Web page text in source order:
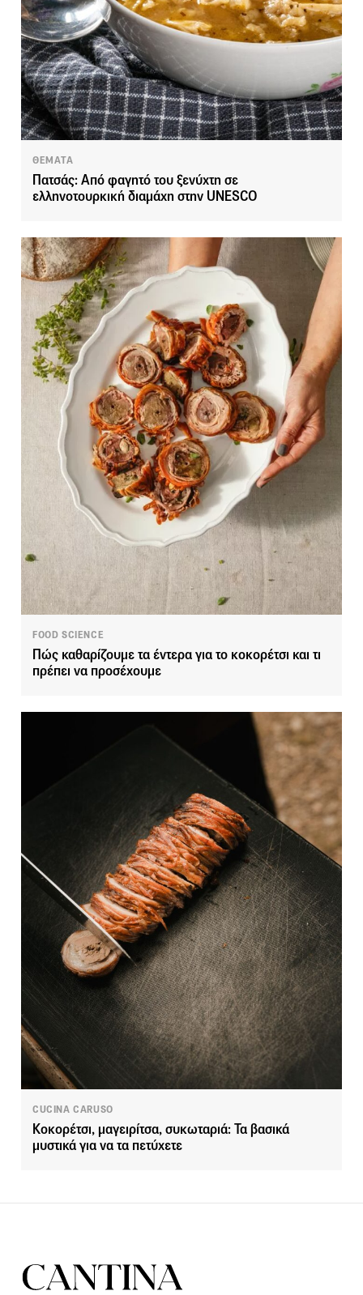
ΘΕΜΑΤΑ
Πατσάς: Από φαγητό του ξενύχτη σε
ελληνοτουρκική διαμάχη στην UNESCO
FOOD SCIENCE
Πώς καθαρίζουμε τα έντερα για το κοκορέτσι και τι
πρέπει να προσέχουμε
CUCINA CARUSO
Κοκορέτσι, μαγειρίτσα, συκωταριά: Τα βασικά
μυστικά για να τα πετύχετε